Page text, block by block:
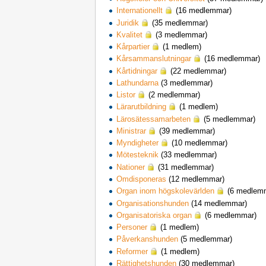
Internationellt
(16 medlemmar)
Juridik
(35 medlemmar)
Kvalitet
(3 medlemmar)
Kårpartier
(1 medlem)
Kårsammanslutningar
(16 medlemmar)
Kårtidningar
(22 medlemmar)
Lathundarna (3 medlemmar)
Listor
(2 medlemmar)
Lärarutbildning
(1 medlem)
Lärosätessamarbeten
(5 medlemmar)
Ministrar
(39 medlemmar)
Myndigheter
(10 medlemmar)
Mötesteknik (33 medlemmar)
Nationer
(31 medlemmar)
Omdisponeras (12 medlemmar)
Organ inom högskolevärlden
(6
Organisationshunden (14 medlemmar)
Organisatoriska organ
(6 medlemmar)
Personer
(1 medlem)
Påverkanshunden (5 medlemmar)
Reformer
(1 medlem)
Rättighetshunden (30 medlemmar)